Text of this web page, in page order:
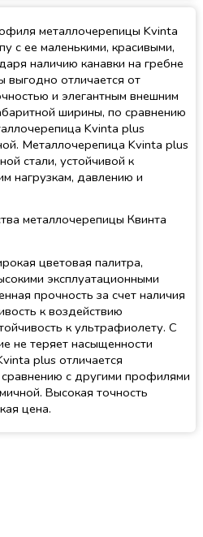
металлочерепицы Kvinta
с ее маленькими, красивыми,
наличию канавки на гребне
выгодно отличается от
и элегантным внешним
ширины, по сравнению
Kvinta plus
Металлочерепица Kvinta plus
стали, устойчивой к
нагрузкам, давлению и
металлочерепицы Квинта
цветовая палитра,
эксплуатационными
прочность за счет наличия
к воздействию
к ультрафиолету. С
не теряет насыщенности
plus отличается
с другими профилями
Высокая точность
цена.